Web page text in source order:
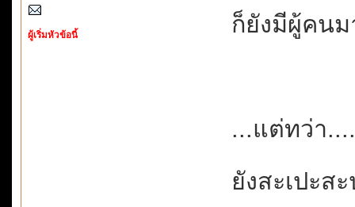
ผู้เริ่มหัวข้อนี้
ก็ยังมีผู้คน
...แต่ทว่า
ยังสะเปะส